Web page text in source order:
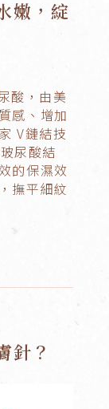
嫩，綻
酸，由美
感、增加
V鏈結技
尿酸結
的保濕效
撫平細紋
針？